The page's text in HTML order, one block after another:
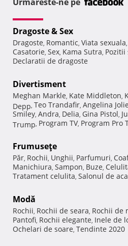
Urmareste-ne pe
Dragoste & Sex
Dragoste, Romantic, Viata sexuala,
Casatorie, Sex, Kama Sutra, Pozitii
Declaratii de dragoste
Divertisment
Meghan Markle, Kate Middleton,
Depp, Teo Trandafir, Angelina Jolie
Smiley, Andra, Delia, Gina Pistol,
Trump, Program TV, Program Pro
Frumuseţe
Păr, Rochii, Unghii, Parfumuri,
Manichiura, Sampon, Buze,
Tratament celulita, Salonul de
Modă
Rochii, Rochii de seara, Rochii de
Pantofi, Rochii elegante, Inele de
Ochelari de soare, Tendinte 2020